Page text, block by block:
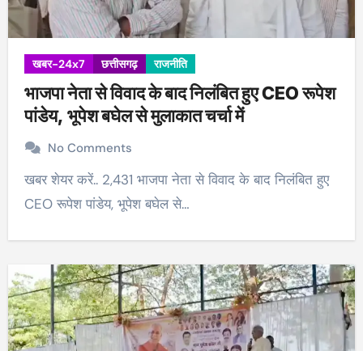
खबर-24x7 छत्तीसगढ़ राजनीति
भाजपा नेता से विवाद के बाद निलंबित हुए CEO रूपेश
पांडेय, भूपेश बघेल से मुलाकात चर्चा में
No Comments
खबर शेयर करें.. 2,431 भाजपा नेता से विवाद के बाद निलंबित हुए
CEO रूपेश पांडेय, भूपेश बघेल से…